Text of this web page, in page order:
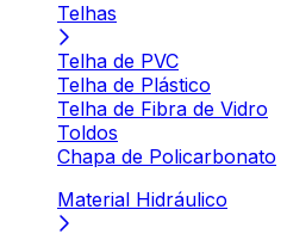
Telhas
Telha de PVC
Telha de Plástico
Telha de Fibra de Vidro
Toldos
Chapa de Policarbonato
Material Hidráulico